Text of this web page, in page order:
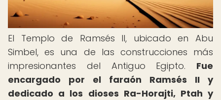
El Templo de Ramsés II, ubicado en Abu
Simbel, es una de las construcciones más
impresionantes del Antiguo Egipto. Fue
encargado por el faraón Ramsés II y
dedicado a los dioses Ra-Horajti, Ptah y